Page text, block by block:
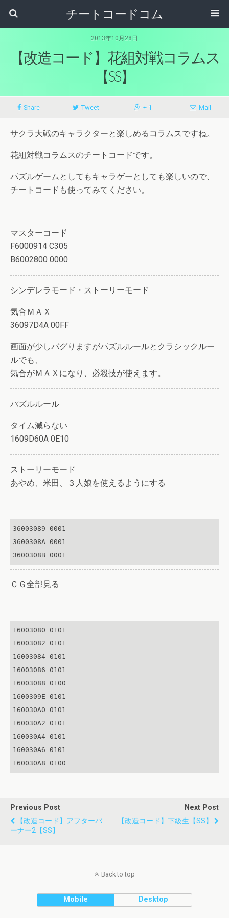
チートコードコム
2013年10月28日
【改造コード】花組対戦コラムス
【SS】
Share Tweet + 1 Mail
サクラ大戦のキャラクターと楽しめるコラムスですね。
花組対戦コラムスのチートコードです。
パズルゲームとしてもキャラゲーとしても楽しいので、
チートコードも使ってみてください。
マスターコード
F6000914 C305
B6002800 0000
シンデレラモード・ストーリーモード
気合ＭＡＸ
36097D4A 00FF
画面が少しバグりますがパズルルールとクラシックルー
ルでも、
気合がＭＡＸになり、必殺技が使えます。
パズルルール
タイム減らない
1609D60A 0E10
ストーリーモード
あやめ、米田、３人娘を使えるようにする
36003089 0001
3600308A 0001
3600308B 0001
ＣＧ全部見る
16003080 0101
16003082 0101
16003084 0101
16003086 0101
16003088 0100
1600309E 0101
160030A0 0101
160030A2 0101
160030A4 0101
160030A6 0101
160030A8 0100
Previous Post
【改造コード】アフターバ
ーナー2【SS】
Next Post
【改造コード】下級生【SS】
Back to top
Mobile Desktop